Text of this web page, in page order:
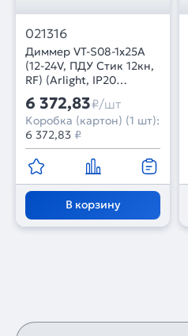
021316
Диммер VT-S08-1x25A
(12-24V, ПДУ Стик 12кн,
RF) (Arlight, IP20
Металл, 3 года)
6 372,83₽/шт
Коробка (картон) (1 шт):
6 372,83 ₽
В корзину